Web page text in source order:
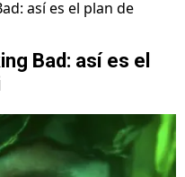
Bad: así es el